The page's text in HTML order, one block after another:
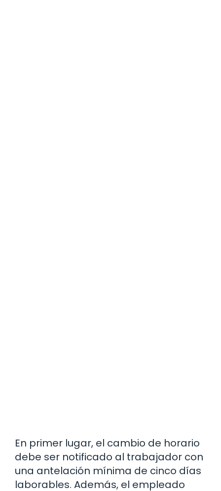
En primer lugar, el cambio de horario
debe ser notificado al trabajador con
una antelación mínima de cinco días
laborables. Además, el empleado